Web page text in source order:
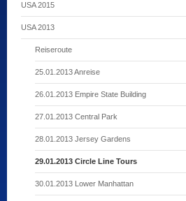
USA 2015
USA 2013
Reiseroute
25.01.2013 Anreise
26.01.2013 Empire State Building
27.01.2013 Central Park
28.01.2013 Jersey Gardens
29.01.2013 Circle Line Tours
30.01.2013 Lower Manhattan